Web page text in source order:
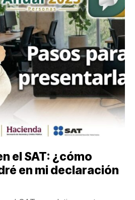
el SAT: ¿cómo
en mi declaración